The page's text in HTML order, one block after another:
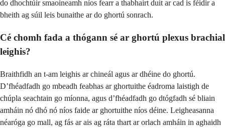
do dhochtúir smaoineamh níos fearr a thabhairt duit ar cad is féidir a
bheith ag súil leis bunaithe ar do ghortú sonrach.
Cé chomh fada a thógann sé ar ghortú plexus brachial
leighis?
Braithfidh an t-am leighis ar chineál agus ar dhéine do ghortú.
D’fhéadfadh go mbeadh feabhas ar ghortuithe éadroma laistigh de
chúpla seachtain go míonna, agus d’fhéadfadh go dtógfadh sé bliain
amháin nó dhó nó níos faide ar ghortuithe níos déine. Leigheasanna
néaróga go mall, ag fás ar ais ag ráta thart ar orlach amháin in aghaidh